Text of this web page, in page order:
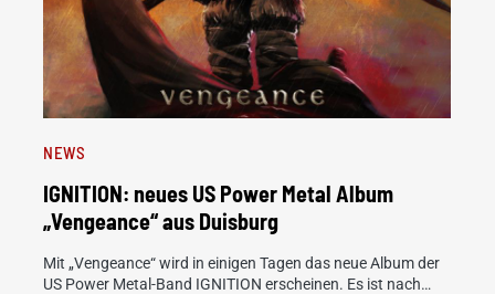
NEWS
IGNITION: neues US Power Metal Album
„Vengeance“ aus Duisburg
Mit „Vengeance“ wird in einigen Tagen das neue Album der
US Power Metal-Band IGNITION erscheinen. Es ist nach…